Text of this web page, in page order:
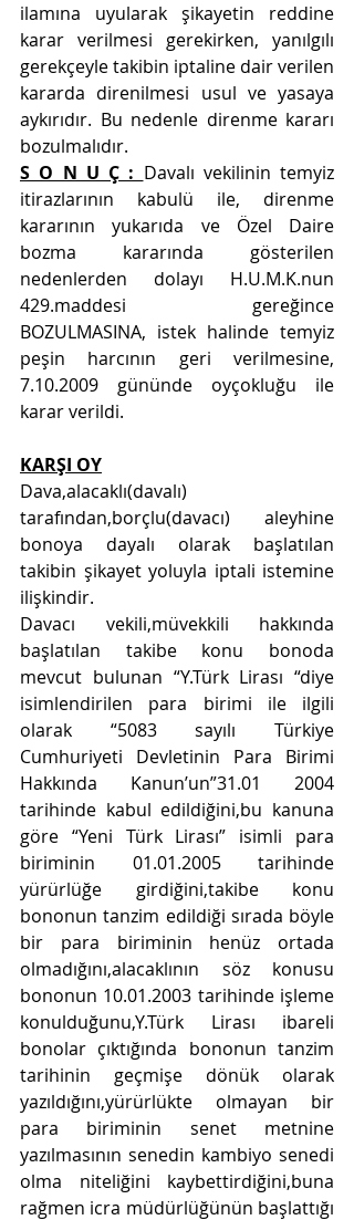
ilamına uyularak şikayetin reddine
karar verilmesi gerekirken, yanılgılı
gerekçeyle takibin iptaline dair verilen
kararda direnilmesi usul ve yasaya
aykırıdır. Bu nedenle direnme kararı
bozulmalıdır.
S O N U Ç : Davalı vekilinin temyiz
itirazlarının kabulü ile, direnme
kararının yukarıda ve Özel Daire
bozma kararında gösterilen
nedenlerden dolayı H.U.M.K.nun
429.maddesi gereğince
BOZULMASINA, istek halinde temyiz
peşin harcının geri verilmesine,
7.10.2009 gününde oyçokluğu ile
karar verildi.
KARŞI OY
Dava,alacaklı(davalı)
tarafından,borçlu(davacı) aleyhine
bonoya dayalı olarak başlatılan
takibin şikayet yoluyla iptali istemine
ilişkindir.
Davacı vekili,müvekkili hakkında
başlatılan takibe konu bonoda
mevcut bulunan “Y.Türk Lirası “diye
isimlendirilen para birimi ile ilgili
olarak “5083 sayılı Türkiye
Cumhuriyeti Devletinin Para Birimi
Hakkında Kanun’un”31.01 2004
tarihinde kabul edildiğini,bu kanuna
göre “Yeni Türk Lirası” isimli para
biriminin 01.01.2005 tarihinde
yürürlüğe girdiğini,takibe konu
bononun tanzim edildiği sırada böyle
bir para biriminin henüz ortada
olmadığını,alacaklının söz konusu
bononun 10.01.2003 tarihinde işleme
konulduğunu,Y.Türk Lirası ibareli
bonolar çıktığında bononun tanzim
tarihinin geçmişe dönük olarak
yazıldığını,yürürlükte olmayan bir
para biriminin senet metnine
yazılmasının senedin kambiyo senedi
olma niteliğini kaybettirdiğini,buna
rağmen icra müdürlüğünün başlattığı